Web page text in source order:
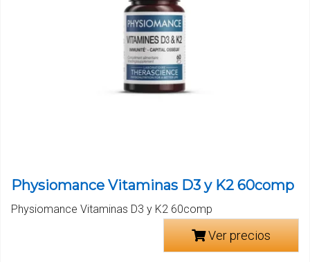
Physiomance Vitaminas D3 y K2 60comp
Physiomance Vitaminas D3 y K2 60comp
Ver precios